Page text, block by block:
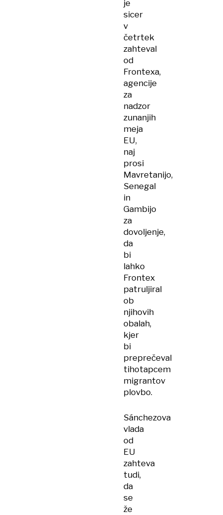
je
sicer
v
četrtek
zahteval
od
Frontexa,
agencije
za
nadzor
zunanjih
meja
EU,
naj
prosi
Mavretanijo,
Senegal
in
Gambijo
za
dovoljenje,
da
bi
lahko
Frontex
patruljiral
ob
njihovih
obalah,
kjer
bi
preprečeval
tihotapcem
migrantov
plovbo.
Sánchezova
vlada
od
EU
zahteva
tudi,
da
se
že